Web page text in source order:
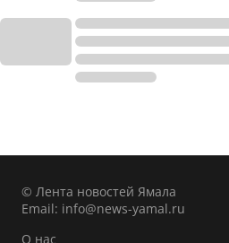
© Лента новостей Ямала
Email: info@news-yamal.ru
О нас